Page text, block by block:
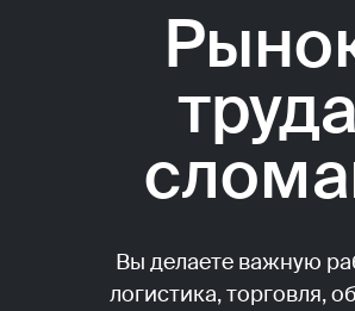
труда
Вы делаете важную
логистика, торговля,